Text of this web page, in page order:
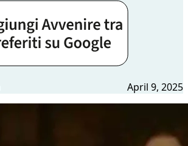
April 9, 2025